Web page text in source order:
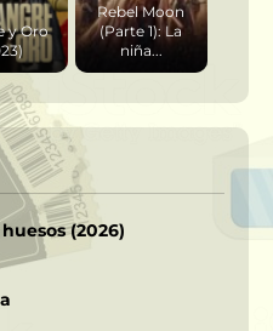
y Oro
Rebel Moon
(Parte 1): La
niña...
(2026)